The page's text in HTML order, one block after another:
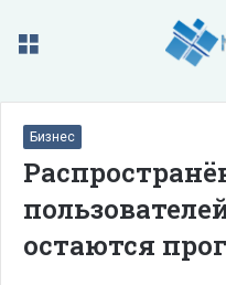
Меню
Бизнес
остаются